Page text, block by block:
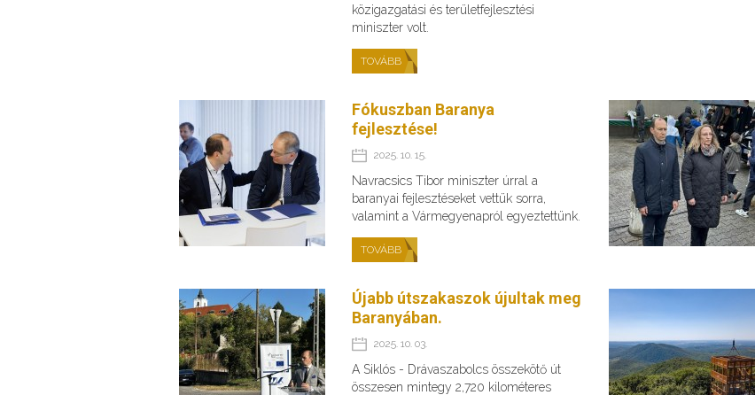
közigazgatási és területfejlesztési
miniszter volt.
TOVÁBB
Fókuszban Baranya
fejlesztése!
2025. 10. 15.
Navracsics Tibor miniszter úrral a
baranyai fejlesztéseket vettük sorra,
valamint a Vármegyenapról egyeztettünk.
TOVÁBB
Újabb útszakaszok újultak meg
Baranyában.
2025. 10. 03.
A Siklós - Drávaszabolcs összekötő út
összesen mintegy 2,720 kilométeres